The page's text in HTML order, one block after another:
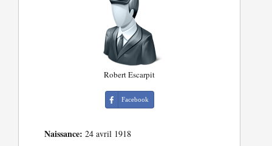
Robert Escarpit
Facebook
Naissance: 24 avril 1918